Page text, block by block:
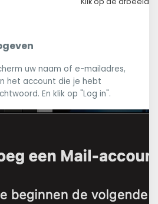
uw naam of e-mailadres,
het account die je hebt
En klik op "Log in".